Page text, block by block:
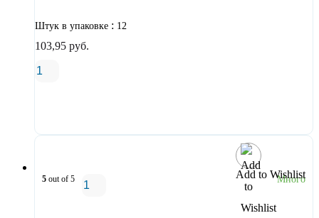
Штук в упаковке : 12
103,95 руб.
Add to Wishlist
5 out of 5 Много